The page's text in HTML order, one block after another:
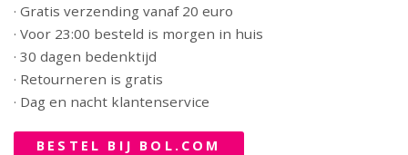
· Gratis verzending vanaf 20 euro
· Voor 23:00 besteld is morgen in huis
· 30 dagen bedenktijd
· Retourneren is gratis
· Dag en nacht klantenservice
BESTEL BIJ BOL.COM